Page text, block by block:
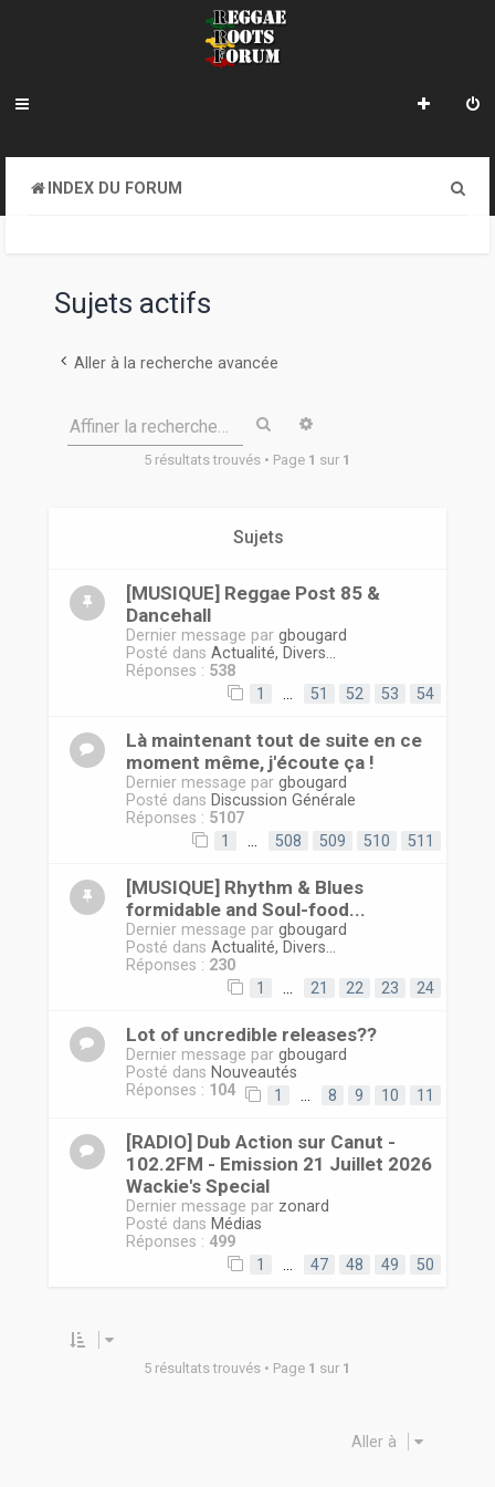
INDEX DU FORUM
Sujets actifs
Aller à la recherche avancée
Affiner la recherche… Rechercher
5 résultats trouvés • Page 1 sur 1
Sujets
[MUSIQUE] Reggae Post 85 &
Dancehall
Dernier message par gbougard
Posté dans Actualité, Divers...
Réponses : 538
1
51 52 53 54
Là maintenant tout de suite en ce
moment même, j'écoute ça !
Dernier message par gbougard
Posté dans Discussion Générale
Réponses : 5107
1
508 509 510 511
[MUSIQUE] Rhythm & Blues
formidable and Soul-food...
Dernier message par gbougard
Posté dans Actualité, Divers...
Réponses : 230
1
21 22 23 24
Lot of uncredible releases??
Dernier message par gbougard
Posté dans Nouveautés
Réponses : 104 1 8 9 10 11
[RADIO] Dub Action sur Canut -
102.2FM - Emission 21 Juillet 2026
Wackie's Special
Dernier message par zonard
Posté dans Médias
Réponses : 499
1
47 48 49 50
5 résultats trouvés • Page 1 sur 1
Aller à